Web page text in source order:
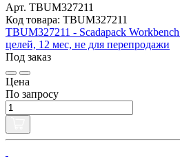
Арт. TBUM327211
Код товара: TBUM327211
TBUM327211 - Scadapack
целей, 12 мес, не для перепродажи
Под заказ
Цена
По запросу